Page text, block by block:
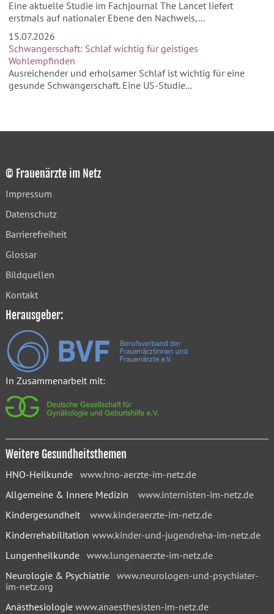
Eine aktuelle Studie im Fachjournal The Lancet liefert
erstmals auf nationaler Ebene den Nachweis,...
15.07.2026
Schwangerschaft: Schlaf wichtig für geistiges
Wohlempfinden
Ausreichender und erholsamer Schlaf ist wichtig für eine
gesunde Schwangerschaft. Eine US-Studie...
© Frauenärzte im Netz
Impressum
Datenschutz
Barrierefreiheit
Glossar
Bildquellen
Kontakt
Herausgeber:
In Zusammenarbeit mit:
Weitere Gesundheitsthemen
HNO-Heilkunde www.hno-aerzte-im-netz.de
Allgemeine & Innere Medizin www.internisten-im-netz.de
Kindergesundheit www.kinderaerzte-im-netz.de
Kinderrehabilitation www.kinder-und-jugendreha-im-netz.de
Lungenheilkunde www.lungenaerzte-im-netz.de
Neurologie & Psychiatrie www.neurologen-und-psychiater-
im-netz.org
Anästhesiologie www.anaesthesisten-im-netz.de